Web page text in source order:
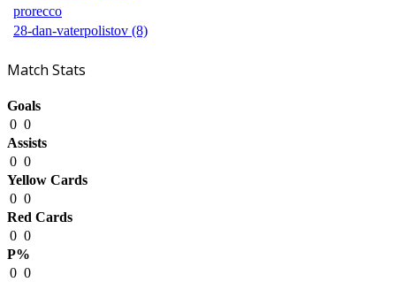
prorecco
28-dan-vaterpolistov (8)
Match Stats
Goals
0 0
Assists
0 0
Yellow Cards
0 0
Red Cards
0 0
P%
0 0